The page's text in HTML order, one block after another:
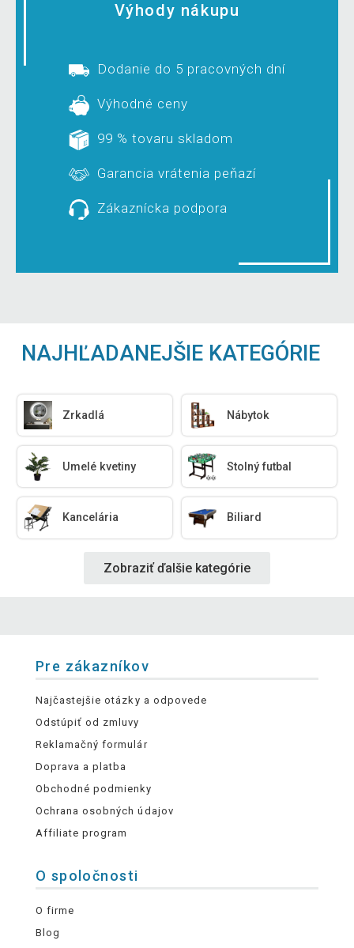
Výhody nákupu
Dodanie do 5 pracovných dní
Výhodné ceny
99 % tovaru skladom
Garancia vrátenia peňazí
Zákaznícka podpora
NAJHĽADANEJŠIE KATEGÓRIE
Zrkadlá Nábytok
Umelé kvetiny Stolný futbal
Kancelária Biliard
Zobraziť ďalšie kategórie
Pre zákazníkov
Najčastejšie otázky a odpovede
Odstúpiť od zmluvy
Reklamačný formulár
Doprava a platba
Obchodné podmienky
Ochrana osobných údajov
Affiliate program
O spoločnosti
O firme
Blog